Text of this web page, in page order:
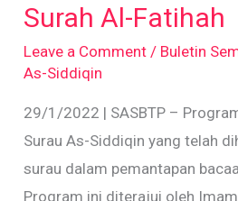
Surah Al-Fatihah
Leave a Comment / Buletin
As-Siddiqin
29/1/2022 | SASBTP –
Surau As-Siddiqin yang telah
surau dalam pemantapan
Program ini diterajui oleh
Surah
Fatihah